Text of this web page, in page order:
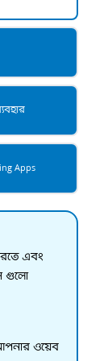
Apps
এবং
গুলো
ওয়েব